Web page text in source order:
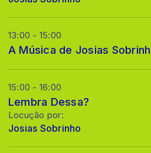
13:00 - 15:00
A Música de Josias
15:00 - 16:00
Lembra Dessa?
Locução por:
Josias Sobrinho